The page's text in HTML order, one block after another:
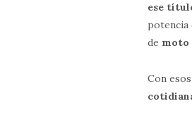
ese
potencia
de moto
Con